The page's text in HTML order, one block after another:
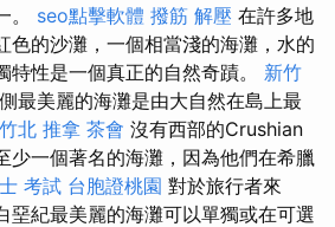
。 seo點擊軟體 撥筋 解壓 在許多地
色的沙灘，一個相當淺的海灘，水的
特性是一個真正的自然奇蹟。 新竹
最美麗的海灘是由大自然在島上最
竹北 推拿 茶會 沒有西部的Crushian
少一個著名的海灘，因為他們在希臘
考試 台胞證桃園 對於旅行者來
堊紀最美麗的海灘可以單獨或在可選